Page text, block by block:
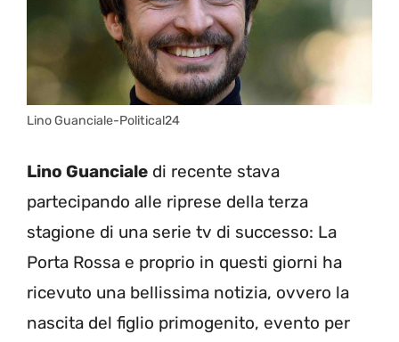
Lino Guanciale-Political24
Lino Guanciale di recente stava
partecipando alle riprese della terza
stagione di una serie tv di successo: La
Porta Rossa e proprio in questi giorni ha
ricevuto una bellissima notizia, ovvero la
nascita del figlio primogenito, evento per